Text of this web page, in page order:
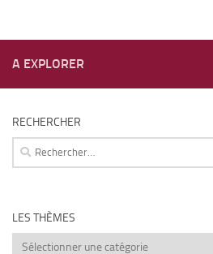
A EXPLORER
RECHERCHER
Rechercher :
LES THÈMES
Les